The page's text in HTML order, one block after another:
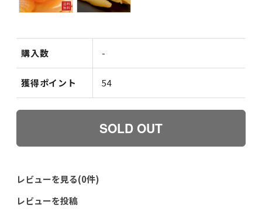
購入数 -
獲得ポイント 54
レビューを見る(0件)
レビューを投稿